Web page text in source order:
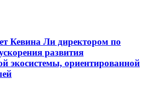
Кевина Ли директором по
развития
экосистемы, ориентированной